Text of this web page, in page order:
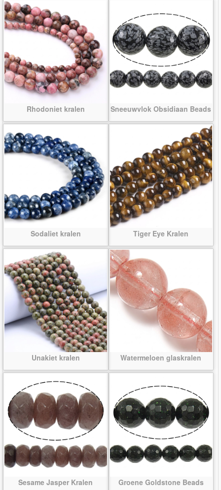
Rhodoniet kralen Sneeuwvlok Obsidiaan Beads
Sodaliet kralen Tiger Eye Kralen
Unakiet kralen Watermeloen glaskralen
Sesame Jasper Kralen Groene Goldstone Beads